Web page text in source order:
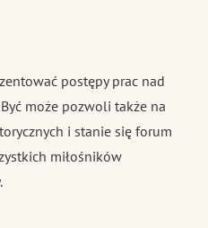
postępy prac nad
może pozwoli także na
i stanie się forum
miłośników